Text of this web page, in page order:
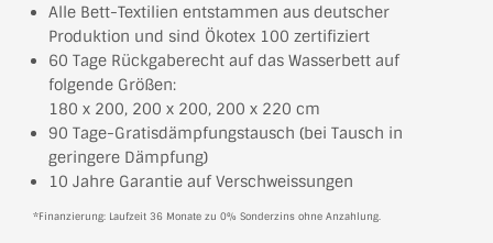
Alle Bett-Textilien entstammen aus deutscher
Produktion und sind Ökotex 100 zertifiziert
60 Tage Rückgaberecht auf das Wasserbett auf
folgende Größen:
180 x 200, 200 x 200, 200 x 220 cm
90 Tage-Gratisdämpfungstausch (bei Tausch in
geringere Dämpfung)
10 Jahre Garantie auf Verschweissungen
*Finanzierung: Laufzeit 36 Monate zu 0% Sonderzins ohne Anzahlung.